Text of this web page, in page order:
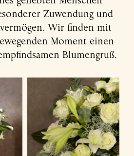
Zuwendung und
Wir finden mit
Moment einen
Blumengruß.